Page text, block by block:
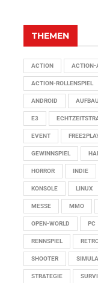
THEMEN
ACTION ACTION-
ACTION-ROLLENSPIEL
ANDROID
E3
EVENT
GEWINNSPIEL
HORROR INDIE
KONSOLE LINUX
MESSE MMO
OPEN-WORLD PC
RENNSPIEL
SHOOTER
STRATEGIE